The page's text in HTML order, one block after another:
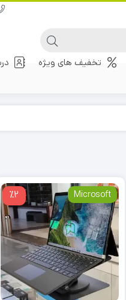
تخفیف های ویژه
٪2 Microsoft